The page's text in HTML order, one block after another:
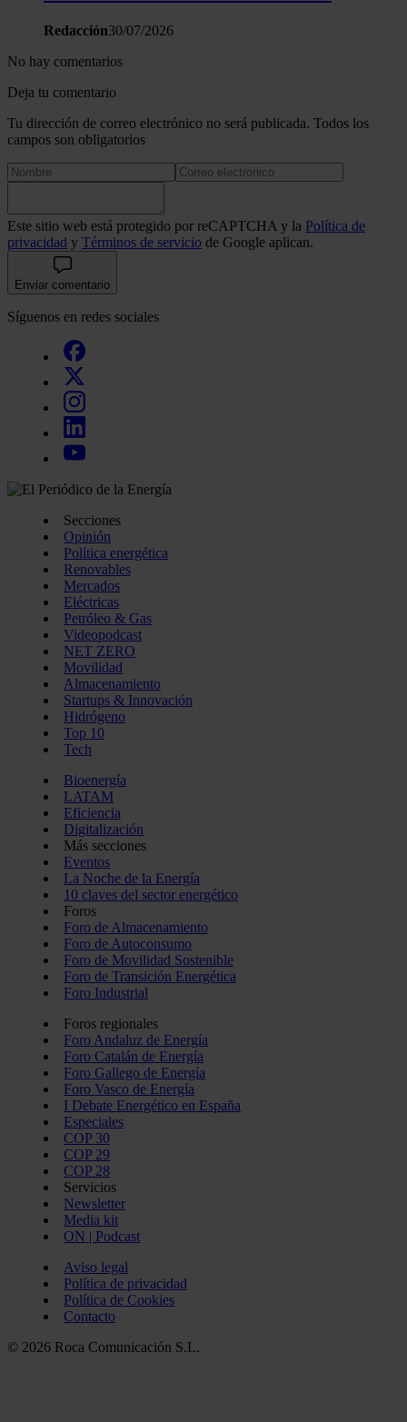
Redacción30/07/2026
No hay comentarios
Deja tu comentario
Tu dirección de correo electrónico no será publicada. Todos los
campos son obligatorios
Este sitio web está protegido por reCAPTCHA y la Política de
privacidad y Términos de servicio de Google aplican.
Enviar comentario
Síguenos en redes sociales
Secciones
Opinión
Política energética
Renovables
Mercados
Eléctricas
Petróleo & Gas
Videopodcast
NET ZERO
Movilidad
Almacenamiento
Startups & Innovación
Hidrógeno
Top 10
Tech
Bioenergía
LATAM
Eficiencia
Digitalización
Más secciones
Eventos
La Noche de la Energía
10 claves del sector energético
Foros
Foro de Almacenamiento
Foro de Autoconsumo
Foro de Movilidad Sostenible
Foro de Transición Energética
Foro Industrial
Foros regionales
Foro Andaluz de Energía
Foro Catalán de Energía
Foro Gallego de Energía
Foro Vasco de Energía
I Debate Energético en España
Especiales
COP 30
COP 29
COP 28
Servicios
Newsletter
Media kit
ON | Podcast
Aviso legal
Política de privacidad
Política de Cookies
Contacto
© 2026 Roca Comunicación S.L.